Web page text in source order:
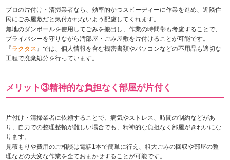
プロの片付け・清掃業者なら、効率的かつスピーディーに作業を進め、近隣住
民にごみ屋敷だと気付かれないよう配慮してくれます。
無地のダンボールを使用してごみを搬出し、作業の時間帯も考慮することで、
プライバシーを守りながら汚部屋・ごみ屋敷を片付けることが可能です。
『ラクタス』では、個人情報を含む機密書類やパソコンなどの不用品も適切な
工程で廃棄処分を行っています。
メリット③精神的な負担なく部屋が片付く
片付け・清掃業者に依頼することで、病気やストレス、時間の制約などがあ
り、自力での整理整頓が難しい場合でも、精神的な負担なく部屋がきれいにな
ります。
見積もりや費用のご相談は電話1本で簡単に行え、粗大ごみの回収や部屋の整
理などの大変な作業を全ておまかせすることが可能です。